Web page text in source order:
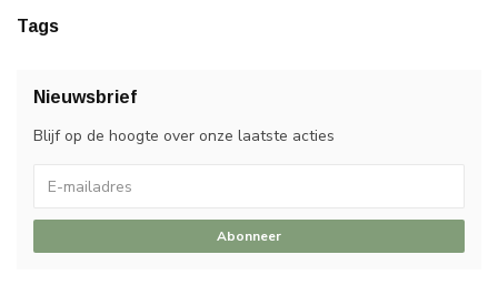
Tags
Nieuwsbrief
Blijf op de hoogte over onze laatste acties
Abonneer